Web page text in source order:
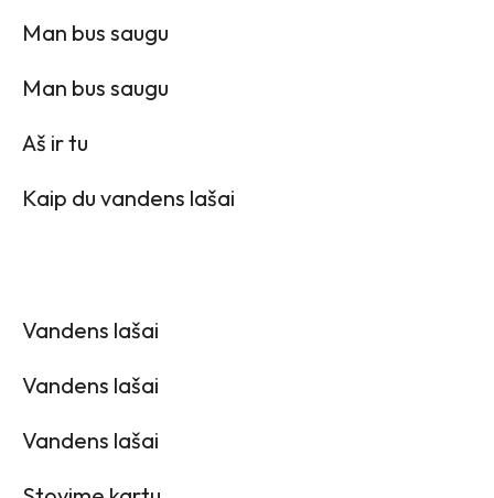
Man bus saugu
Man bus saugu
Aš ir tu
Kaip du vandens lašai
Vandens lašai
Vandens lašai
Vandens lašai